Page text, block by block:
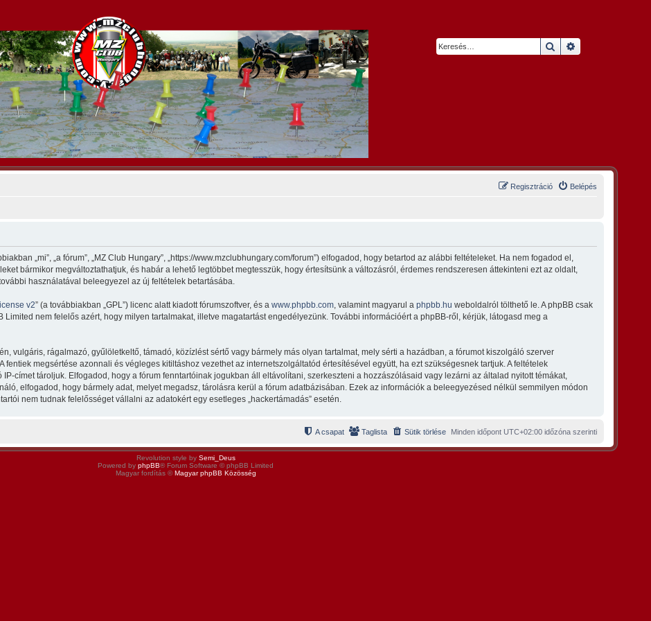
Keresés
Belépés
Regisztráció
„mi”, „a fórum”, „MZ Club Hungary”, „https://www.mzclubhungary.com/forum”) elfogadod, hogy betartod az alábbi feltételeket. Ha nem fogadod el,
bármikor megváltoztathatjuk, és habár a lehető legtöbbet megtesszük, hogy értesítsünk a változásról, érdemes rendszeresen áttekinteni ezt az oldalt,
használatával beleegyezel az új feltételek betartásába.
v2” (a továbbiakban „GPL”) licenc alatt kiadott fórumszoftver, és awww.phpbb.com, valamint magyarul aphpbb.hu weboldalról tölthető le. A phpBB csak
nem felelős azért, hogy milyen tartalmakat, illetve magatartást engedélyezünk. További információért a phpBB-ről, kérjük, látogasd meg a
vulgáris, rágalmazó, gyűlöletkeltő, támadó, közízlést sértő vagy bármely más olyan tartalmat, mely sérti a hazádban, a fórumot kiszolgáló szerver
megsértése azonnali és végleges kitiltáshoz vezethet az internetszolgáltatód értesítésével együtt, ha ezt szükségesnek tartjuk. A feltételek
címet tároljuk. Elfogadod, hogy a fórum fenntartóinak jogukban áll eltávolítani, szerkeszteni a hozzászólásaid vagy lezárni az általad nyitott témákat,
elfogadod, hogy bármely adat, melyet megadsz, tárolásra kerül a fórum adatbázisában. Ezek az információk a beleegyezésed nélkül semmilyen módon
nem tudnak felelősséget vállalni az adatokért egy esetleges „hackertámadás” esetén.
Minden időpont UTC+02:00időzóna szerinti
Sütik törlése
Taglista
A csapat
Revolution style by Semi_Deus
Powered by phpBB® Forum Software © phpBB Limited
Magyar fordítás ©Magyar phpBB Közösség